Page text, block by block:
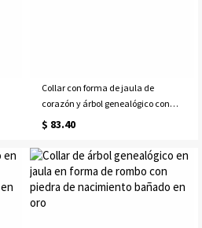
Collar con forma de jaula de
corazón y árbol genealógico con
piedras de nacimiento en oro rosa
$ 83.40